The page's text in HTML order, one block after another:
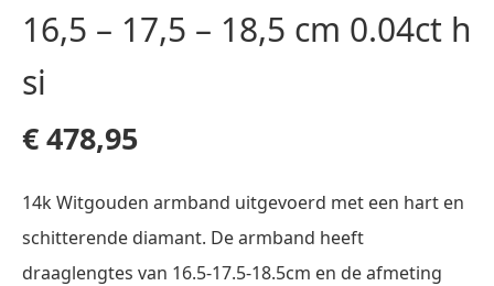
16,5 – 17,5 – 18,5 cm 0.04ct h
si
€478,95
14k Witgouden armband uitgevoerd met een hart en
schitterende diamant. De armband heeft
draaglengtes van 16.5-17.5-18.5cm en de afmeting